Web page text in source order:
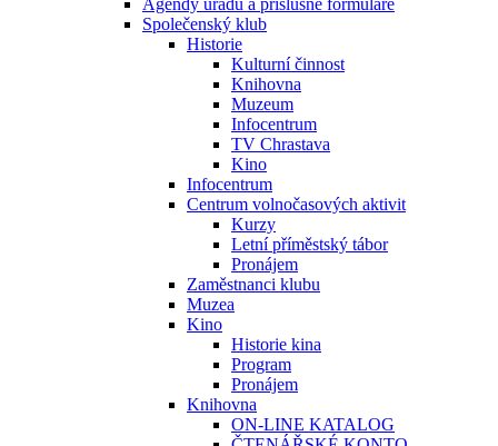
Agendy úřadu a příslušné formuláře
Společenský klub
Historie
Kulturní činnost
Knihovna
Muzeum
Infocentrum
TV Chrastava
Kino
Infocentrum
Centrum volnočasových aktivit
Kurzy
Letní příměstský tábor
Pronájem
Zaměstnanci klubu
Muzea
Kino
Historie kina
Program
Pronájem
Knihovna
ON-LINE KATALOG